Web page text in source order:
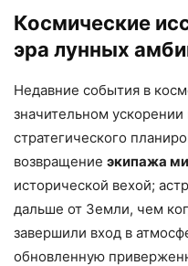
Космические
эра лунных
Недавние события в
значительном
стратегического
возвращение экипажа
исторической вехой;
дальше от Земли, чем
завершили вход в
обновленную